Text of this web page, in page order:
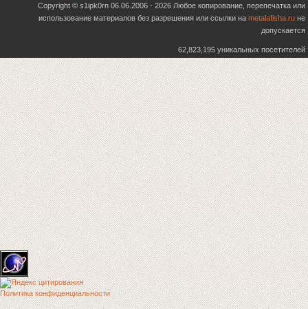
Copyright © s1ipk0rn 06.06.2006 - 2026 Любое копирование, перепечатка или
использование материалов без разрешения или ссылки на metalafisha.ru не
допускается
62,823,195 уникальных посетителей
Политика конфиденциальности